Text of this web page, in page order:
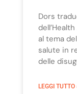
Dors
al tema
salute in
delle
LEGGI TUTTO